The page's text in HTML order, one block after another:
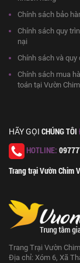
Chính sách bảo
Chính sách quy
nại
Chính sách và quy
Chính sách mua
toán tại Vườn
HÃY GỌI CHÚNG TÔI
HOTLINE:
Trang trại Vườn Chim
Trang Trại Vườn
Địa chỉ: Xóm 6, Xã